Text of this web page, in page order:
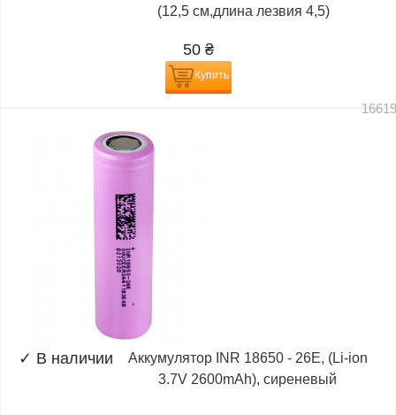
(12,5 см,длина лезвия 4,5)
50 ₴
Купить
✓ В наличии
Аккумулятор INR 18650 - 26E, (Li-ion
3.7V 2600mAh), сиреневый